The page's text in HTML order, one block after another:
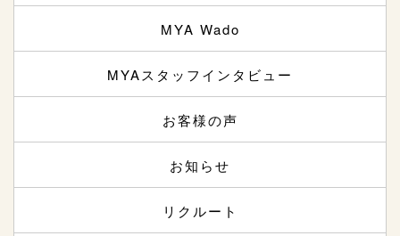
MYA Wado
MYAスタッフインタビュー
お客様の声
お知らせ
リクルート